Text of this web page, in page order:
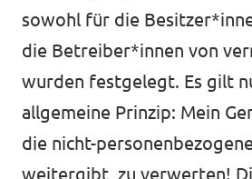
sowohl für die
die Betreiber*innen von
wurden festgelegt. Es gilt
allgemeine Prinzip: Mein
die nicht-
weitergibt, zu verwerten!